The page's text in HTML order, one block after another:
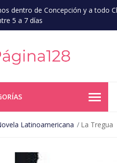
dentro de Concepción y a todo
5 a 7 días
Latinoamericana La Tregua